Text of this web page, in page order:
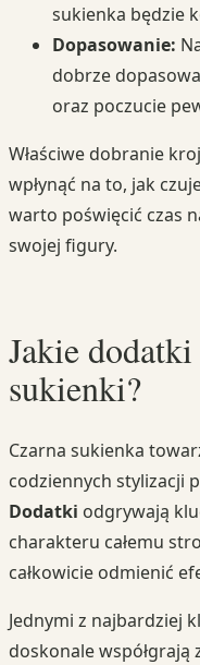
sukienka będzie
Dopasowanie:
dobrze
oraz poczucie
Właściwe dobranie
wpłynąć na to, jak
warto poświęcić czas
swojej figury.
Jakie
sukienki?
Czarna sukienka
codziennych stylizacji
Dodatki odgrywają
charakteru całemu
całkowicie odmienić
Jednymi z najbardziej
doskonale współgrają